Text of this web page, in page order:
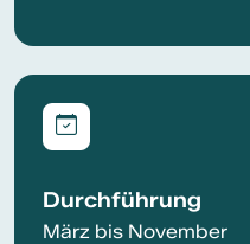
Durchführung
März bis November